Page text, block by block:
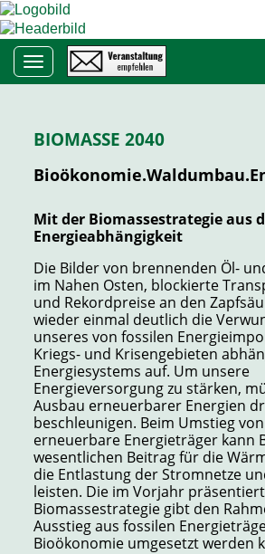
Toggle navigation
BIOMASSE 2040
Mit der Biomassestrategie aus
Energieabhängigkeit
Die Bilder von brennenden Öl-
im Nahen Osten, blockierte
und Rekordpreise an den
wieder einmal deutlich die
unseres von fossilen
Kriegs- und Krisengebieten
Energiesystems auf. Um unsere
Energieversorgung zu stärken,
Ausbau erneuerbarer Energien
beschleunigen. Beim Umstieg
erneuerbare Energieträger kann
wesentlichen Beitrag für die
die Entlastung der Stromnetze
leisten. Die im Vorjahr
Biomassestrategie gibt den
Ausstieg aus fossilen
Bioökonomie umgesetzt werden